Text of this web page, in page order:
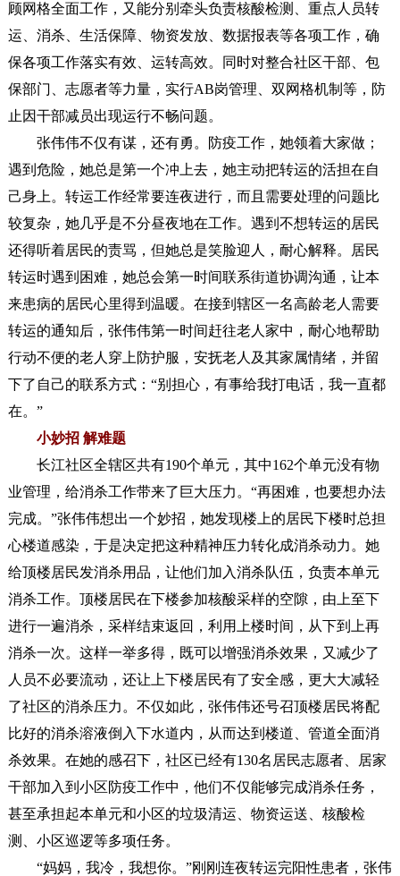
顾网格全面工作，又能分别牵头负责核酸检测、重点人员转
运、消杀、生活保障、物资发放、数据报表等各项工作，确
保各项工作落实有效、运转高效。同时对整合社区干部、包
保部门、志愿者等力量，实行AB岗管理、双网格机制等，防
止因干部减员出现运行不畅问题。
张伟伟不仅有谋，还有勇。防疫工作，她领着大家做；
遇到危险，她总是第一个冲上去，她主动把转运的活担在自
己身上。转运工作经常要连夜进行，而且需要处理的问题比
较复杂，她几乎是不分昼夜地在工作。遇到不想转运的居民
还得听着居民的责骂，但她总是笑脸迎人，耐心解释。居民
转运时遇到困难，她总会第一时间联系街道协调沟通，让本
来患病的居民心里得到温暖。在接到辖区一名高龄老人需要
转运的通知后，张伟伟第一时间赶往老人家中，耐心地帮助
行动不便的老人穿上防护服，安抚老人及其家属情绪，并留
下了自己的联系方式：“别担心，有事给我打电话，我一直都
在。”
小妙招 解难题
长江社区全辖区共有190个单元，其中162个单元没有物
业管理，给消杀工作带来了巨大压力。“再困难，也要想办法
完成。”张伟伟想出一个妙招，她发现楼上的居民下楼时总担
心楼道感染，于是决定把这种精神压力转化成消杀动力。她
给顶楼居民发消杀用品，让他们加入消杀队伍，负责本单元
消杀工作。顶楼居民在下楼参加核酸采样的空隙，由上至下
进行一遍消杀，采样结束返回，利用上楼时间，从下到上再
消杀一次。这样一举多得，既可以增强消杀效果，又减少了
人员不必要流动，还让上下楼居民有了安全感，更大大减轻
了社区的消杀压力。不仅如此，张伟伟还号召顶楼居民将配
比好的消杀溶液倒入下水道内，从而达到楼道、管道全面消
杀效果。在她的感召下，社区已经有130名居民志愿者、居家
干部加入到小区防疫工作中，他们不仅能够完成消杀任务，
甚至承担起本单元和小区的垃圾清运、物资运送、核酸检
测、小区巡逻等多项任务。
“妈妈，我冷，我想你。”刚刚连夜转运完阳性患者，张伟